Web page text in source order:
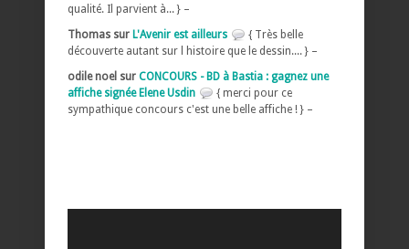
qualité. Il parvient à... } –
Thomas sur L'Avenir est ailleurs
{ Très belle
découverte autant sur l histoire que le dessin.... } –
odile noel sur CONCOURS - BD à Bastia : gagnez une
affiche signée Elene Usdin
{ merci pour ce
sympathique concours c'est une belle affiche ! } –